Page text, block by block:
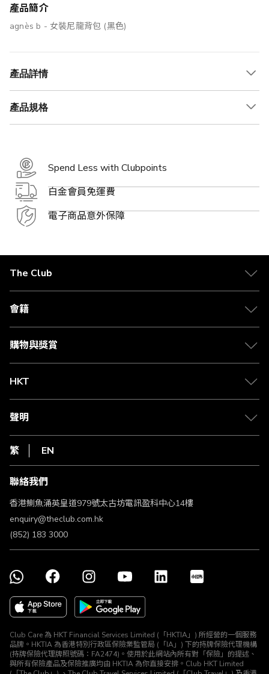
產品簡介
agnès b - 女裝尼龍背包 (黑色)
產品詳情
產品規格
Spend Less with Clubpoints
白金會員免運費
電子商品意外保障
The Club
關於 The Club
合作夥伴
媒體中心
會籍
會籍及專屬禮遇
賺取積分
購物與獎賞
物流與配送
Club Shopping 商品領取站
常見問題
HKT
csl.
1010
HKT
聲明
私隱聲明
使用條款
條款及細則
不歧視及不騷擾聲明
認可牌照及通告
繁 EN
聯絡我們
香港鰂魚涌英皇道979號太古坊電訊盈科中心14樓
enquiry@theclub.com.hk
(852) 183 3000
Club Care 為 HKT Financial Services Limited (「HKTIA」) 所經營的一個服務
品牌。HKTIA 為香港特別行政區保險業監管局 (「IA」) 下的持牌保險代理機構
(持牌保險代理牌照號碼：FA2474)。使用於此網站內所有對「保險」的提述、
與所有保險產品及保險推廣均由 HKTIA 為你直接安排。Club HKT Limited